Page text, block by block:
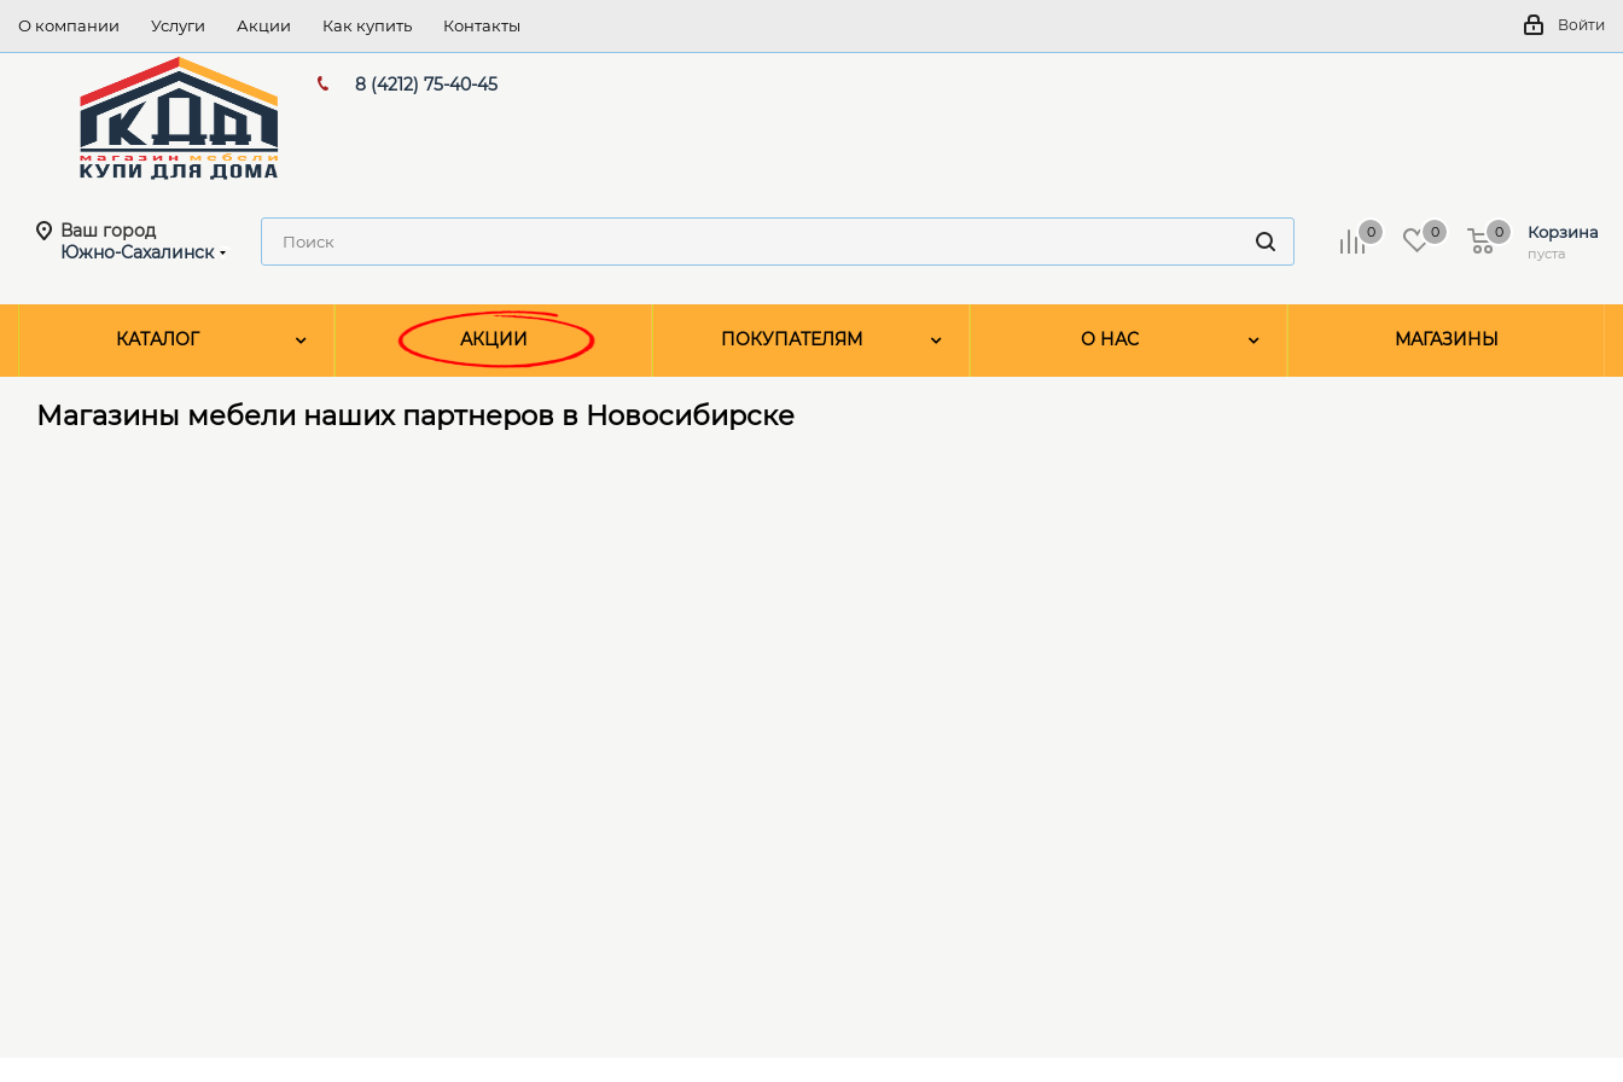
О компании Услуги Акции Как купить Контакты Войти
8 (4212) 75-40-45
Ваш город
Южно-Сахалинск
0 0 Корзина
пуста
0
КАТАЛОГ АКЦИИ ПОКУПАТЕЛЯМ О НАС МАГАЗИНЫ
Магазины мебели наших партнеров в Новосибирске